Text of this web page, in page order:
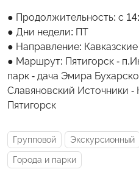
Продолжительность: с
Дни недели: ПТ
Направление:
Маршрут: Пятигорск -
парк - дача Эмира
Славяновский Источники -
Пятигорск
Групповой Экскурсионный
Города и парки